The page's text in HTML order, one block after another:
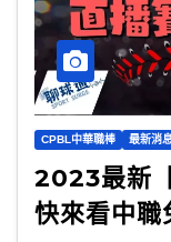
CPBL中華職棒 最新消
2023最新
快來看中職